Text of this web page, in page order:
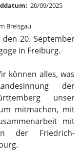
20/09/2025
Breisgau
20. September
in Freiburg.
können alles, was
der
unser
mitmachen, mit
mit
der Friedrich-